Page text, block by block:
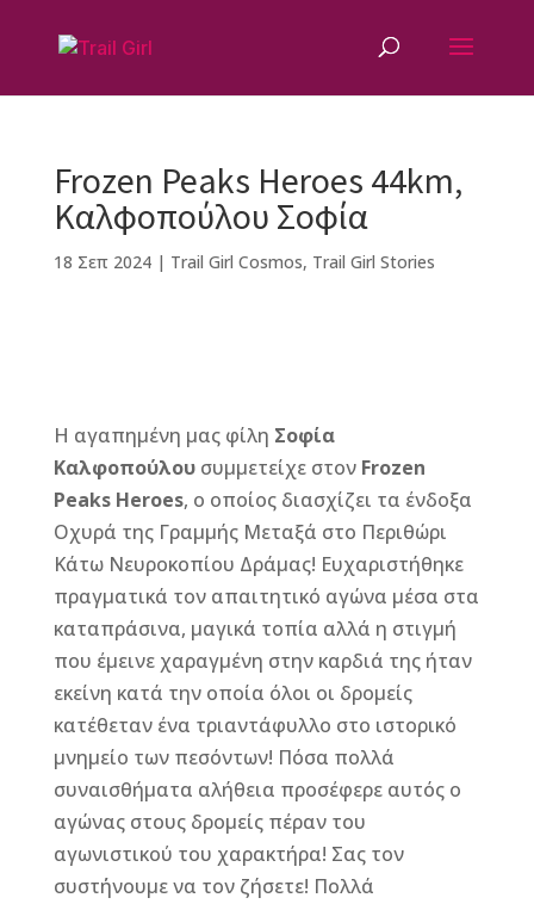
Frozen Peaks Heroes 44km,
Καλφοπούλου Σοφία
18 Σεπ 2024| Trail Girl Cosmos, Trail Girl Stories
c
e
b
o
o
k
e
ss
e
n
g
e
r
e
r
m
ai
l
w
it
te
r
te
r
e
st
Η αγαπημένη μας φίλη Σοφία
Καλφοπούλου συμμετείχε στον Frozen
Peaks Heroes, ο οποίος διασχίζει τα ένδοξα
Οχυρά της Γραμμής Μεταξά στο Περιθώρι
Κάτω Νευροκοπίου Δράμας! Ευχαριστήθηκε
πραγματικά τον απαιτητικό αγώνα μέσα στα
καταπράσινα, μαγικά τοπία αλλά η στιγμή
που έμεινε χαραγμένη στην καρδιά της ήταν
εκείνη κατά την οποία όλοι οι δρομείς
κατέθεταν ένα τριαντάφυλλο στο ιστορικό
μνημείο των πεσόντων! Πόσα πολλά
συναισθήματα αλήθεια προσέφερε αυτός ο
αγώνας στους δρομείς πέραν του
αγωνιστικού του χαρακτήρα! Σας τον
συστ΄΄ηνουμε να τον ζήσετε! Πολλά